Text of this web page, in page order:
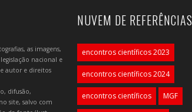
as imagens,
nacional e
autor e direitos
difusão,
site, salvo com
NUVEM DE REFERÊNCIAS
encontros científicos 2023
encontros científicos 2024
encontros científicos MGF